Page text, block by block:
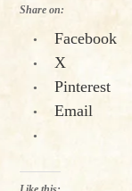
Share on:
Facebook
X
Pinterest
Email